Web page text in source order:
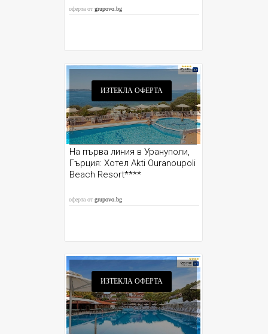
оферта отgrupovo.bg
ИЗТЕКЛА ОФЕРТА
На първа линия в Урануполи,
Гърция: Хотел Akti Ouranoupoli
Beach Resort****
оферта отgrupovo.bg
ИЗТЕКЛА ОФЕРТА